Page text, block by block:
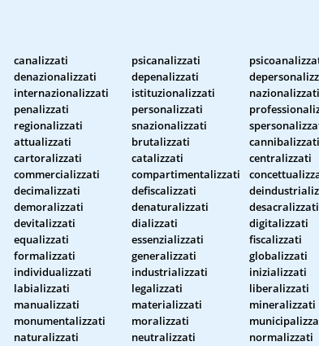
canalizzati psicanalizzati
denazionalizzati depenalizzati
internazionalizzati istituzionalizzati
nazionalizzati
penalizzati personalizzati
regionalizzati snazionalizzati
attualizzati brutalizzati
cannibalizzati
cartoralizzati catalizzati
centralizzati
commercializzati compartimentalizzati
decimalizzati defiscalizzati
demoralizzati denaturalizzati
desacralizzati
devitalizzati dializzati
digitalizzati
equalizzati essenzializzati
fiscalizzati
formalizzati generalizzati
globalizzati
individualizzati industrializzati
inizializzati
labializzati legalizzati
liberalizzati
manualizzati materializzati
mineralizzati
monumentalizzati moralizzati
naturalizzati neutralizzati
normalizzati